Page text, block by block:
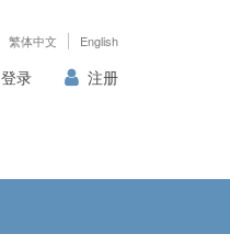
繁体中文 English
登录 注册